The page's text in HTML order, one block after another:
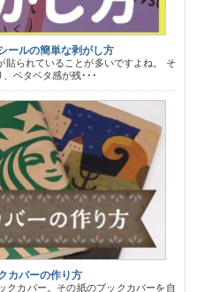
ールの簡単な剥がし方
貼られていることが多いですよね。 そ
ベタベタ感が残･･･
カバーの作り方
クカバー。その紙のブックカバーを自